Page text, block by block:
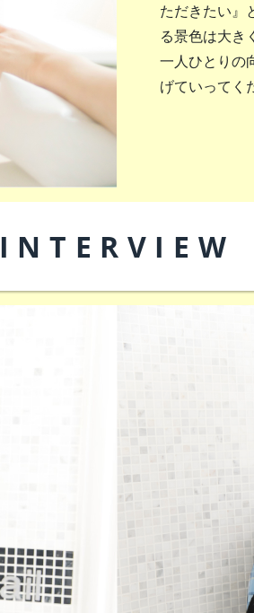
ただきたい』
る景色は大き
一人ひとりの
げていってく
INTERVIEW